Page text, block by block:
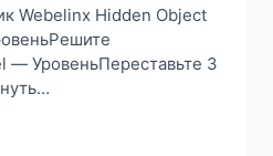
Webelinx Hidden Object
— УровеньПереставьте 3